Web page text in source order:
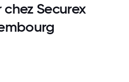
Securex